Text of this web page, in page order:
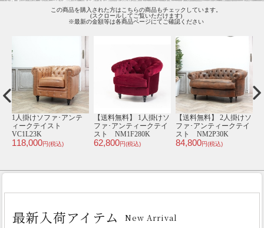
この商品を購入された方はこちらの商品もチェックしています。
(スクロールしてご覧いただけます)
※最新の金額等は各商品ページにてご確認ください
1人掛けソファ･アンテ
ィークテイスト
VCB1P94K
49,800円(税込)
1900年頃 チェスナッ
ト材 フランス アン
ティーク・チェア
antique64907a
マガジンラック･アンテ
ィークテイスト 3102-
M-8
43,800円(税込)